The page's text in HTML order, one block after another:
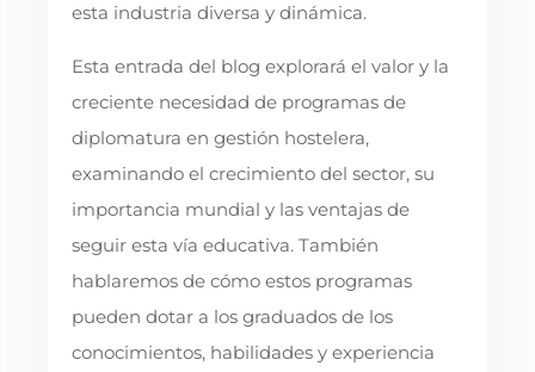
esta industria diversa y dinámica.
Esta entrada del blog explorará el valor y la
creciente necesidad de programas de
diplomatura en gestión hostelera,
examinando el crecimiento del sector, su
importancia mundial y las ventajas de
seguir esta vía educativa. También
hablaremos de cómo estos programas
pueden dotar a los graduados de los
conocimientos, habilidades y experiencia